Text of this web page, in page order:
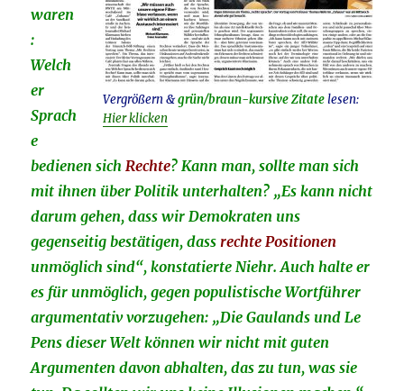
Vergrößern &grün/braun-kursive Zitate lesen:
Hier klicken
waren
:
Welch
er
Sprach
e
bedienen sichRechte? Kann man, sollte man sich
mit ihnen über Politik unterhalten? „Es kann nicht
darum gehen, dass wir Demokraten uns
gegenseitig bestätigen, dass rechte Positionen
unmöglich sind“, konstatierte Niehr. Auch halte er
es für unmöglich, gegen populistische Wortführer
argumentativ vorzugehen: „Die Gaulands und Le
Pens dieser Welt können wir nicht mit guten
Argumenten davon abhalten, das zu tun, was sie